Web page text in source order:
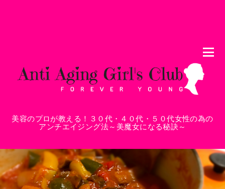
美容のプロが教える！３０代・４０代・５０代女性の為の
アンチエイジング法～美魔女になる秘訣～